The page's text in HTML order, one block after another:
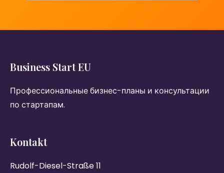
Business Start EU
Профессиональные бизнес-планы и консультации
по стартапам.
Kontakt
Rudolf-Diesel-Straße 11